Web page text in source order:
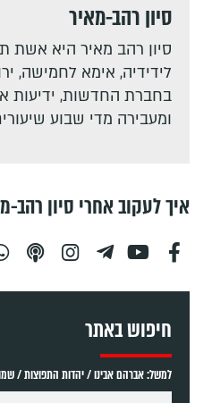
סיון רהב-מאיר
סיון רהב מאיר היא אשת
לידידיה, אימא לחמישה,
בחברת החדשות, ידיעות
ומעבירה מדי שבוע
איך לעקוב אחרי סיון רהב-
חיפוש באתר
למשל: אברהם אבינו / יהדות התפוצות /